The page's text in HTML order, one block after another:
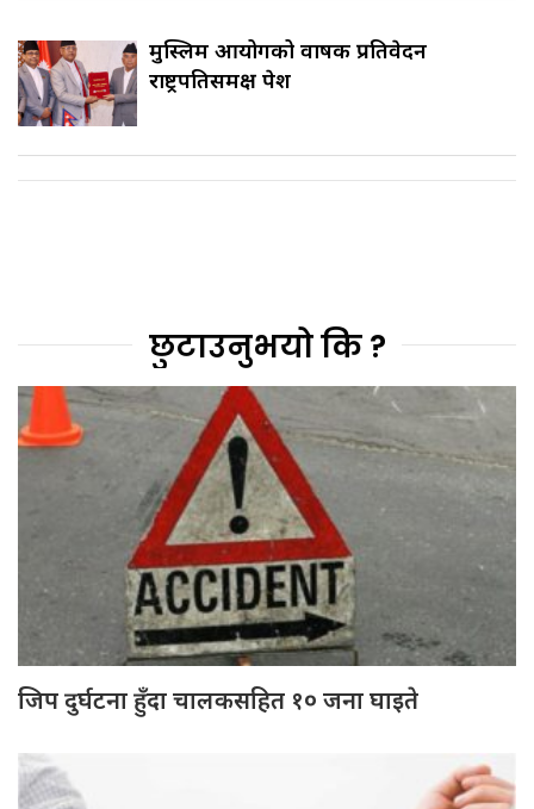
मुस्लिम आयोगको वार्षिक प्रतिवेदन
राष्ट्रपतिसमक्ष पेश
छुटाउनुभयो कि ?
जिप दुर्घटना हुँदा चालकसहित १० जना घाइते